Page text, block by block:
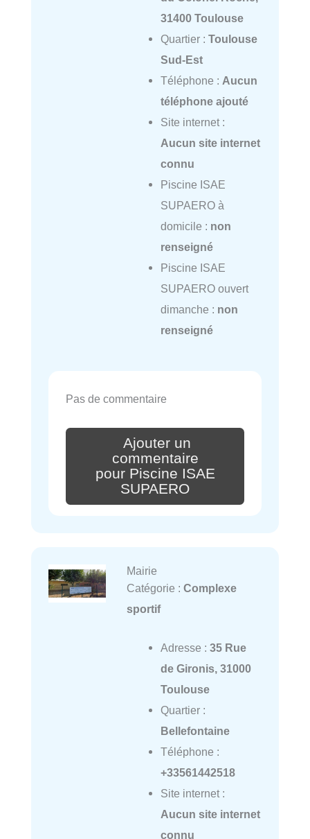
31400 Toulouse
Quartier : Toulouse
Sud-Est
Téléphone : Aucun
téléphone ajouté
Site internet :
Aucun site internet
connu
Piscine ISAE
SUPAERO à
domicile : non
renseigné
Piscine ISAE
SUPAERO ouvert
dimanche : non
renseigné
Pas de commentaire
Ajouter un
commentaire
pour Piscine ISAE
SUPAERO
Mairie
Catégorie : Complexe
sportif
Adresse : 35 Rue
de Gironis, 31000
Toulouse
Quartier :
Bellefontaine
Téléphone :
+33561442518
Site internet :
Aucun site internet
connu